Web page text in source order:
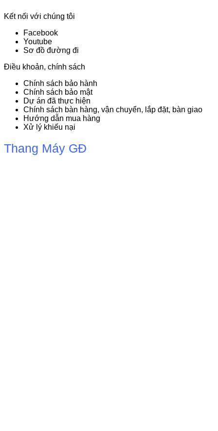
Kết nối với chúng tôi
Facebook
Youtube
Sơ đồ đường đi
Điều khoản, chính sách
Chính sách bảo hành
Chính sách bảo mật
Dự án đã thực hiện
Chính sách bàn hàng, vận chuyển, lắp đặt, bàn giao
Hướng dẫn mua hàng
Xử lý khiếu nại
Thang Máy GĐ